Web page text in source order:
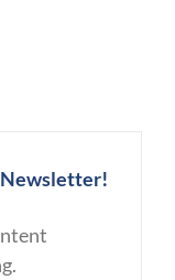
Newsletter!